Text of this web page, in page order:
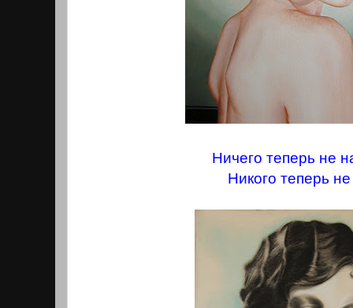
Ничего теперь не
Никого теперь